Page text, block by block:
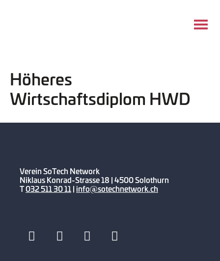
Höheres
Wirtschaftsdiplom HWD
Verein SoTech Network
Niklaus Konrad-Strasse 18 | 4500 Solothurn
T032 511 30 11| info@sotechnetwork.ch